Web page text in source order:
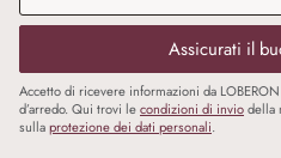
Assicurati il
Accetto di ricevere informazioni da
d’arredo. Qui trovi lecondizioni di inviodella
sullaprotezione dei dati personali.